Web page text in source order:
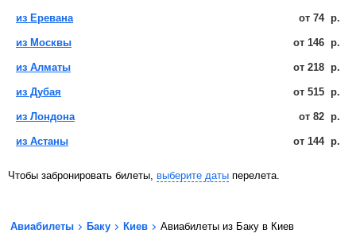
из Еревана от 74 р.
из Москвы от 146 р.
из Алматы от 218 р.
из Дубая от 515 р.
из Лондона от 82 р.
из Астаны от 144 р.
Чтобы забронировать билеты, выберите даты перелета.
Авиабилеты Баку Киев Авиабилеты из Баку в Киев